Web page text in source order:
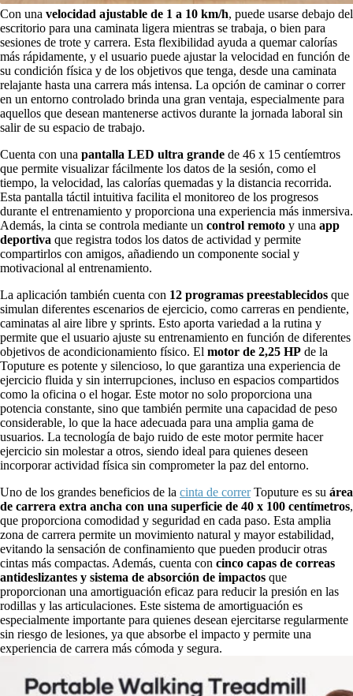
Con una velocidad ajustable de 1 a 10 km/h, puede usarse debajo del
escritorio para una caminata ligera mientras se trabaja, o bien para
sesiones de trote y carrera. Esta flexibilidad ayuda a quemar calorías
más rápidamente, y el usuario puede ajustar la velocidad en función de
su condición física y de los objetivos que tenga, desde una caminata
relajante hasta una carrera más intensa. La opción de caminar o correr
en un entorno controlado brinda una gran ventaja, especialmente para
aquellos que desean mantenerse activos durante la jornada laboral sin
salir de su espacio de trabajo.
Cuenta con una pantalla LED ultra grande de 46 x 15 centíemtros
que permite visualizar fácilmente los datos de la sesión, como el
tiempo, la velocidad, las calorías quemadas y la distancia recorrida.
Esta pantalla táctil intuitiva facilita el monitoreo de los progresos
durante el entrenamiento y proporciona una experiencia más inmersiva.
Además, la cinta se controla mediante un control remoto y una app
deportiva que registra todos los datos de actividad y permite
compartirlos con amigos, añadiendo un componente social y
motivacional al entrenamiento.
La aplicación también cuenta con 12 programas preestablecidos que
simulan diferentes escenarios de ejercicio, como carreras en pendiente,
caminatas al aire libre y sprints. Esto aporta variedad a la rutina y
permite que el usuario ajuste su entrenamiento en función de diferentes
objetivos de acondicionamiento físico. El motor de 2,25 HP de la
Toputure es potente y silencioso, lo que garantiza una experiencia de
ejercicio fluida y sin interrupciones, incluso en espacios compartidos
como la oficina o el hogar. Este motor no solo proporciona una
potencia constante, sino que también permite una capacidad de peso
considerable, lo que la hace adecuada para una amplia gama de
usuarios. La tecnología de bajo ruido de este motor permite hacer
ejercicio sin molestar a otros, siendo ideal para quienes deseen
incorporar actividad física sin comprometer la paz del entorno.
Uno de los grandes beneficios de la cinta de correrToputure es su área
de carrera extra ancha con una superficie de 40 x 100 centímetros,
que proporciona comodidad y seguridad en cada paso. Esta amplia
zona de carrera permite un movimiento natural y mayor estabilidad,
evitando la sensación de confinamiento que pueden producir otras
cintas más compactas. Además, cuenta con cinco capas de correas
antideslizantes y sistema de absorción de impactos que
proporcionan una amortiguación eficaz para reducir la presión en las
rodillas y las articulaciones. Este sistema de amortiguación es
especialmente importante para quienes desean ejercitarse regularmente
sin riesgo de lesiones, ya que absorbe el impacto y permite una
experiencia de carrera más cómoda y segura.